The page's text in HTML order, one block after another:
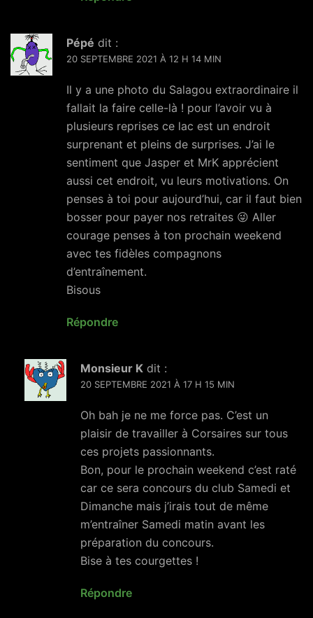
Pépé dit :
20 SEPTEMBRE 2021 À 12 H 14 MIN
Il y a une photo du Salagou extraordinaire il
fallait la faire celle-là ! pour l’avoir vu à
plusieurs reprises ce lac est un endroit
surprenant et pleins de surprises. J’ai le
sentiment que Jasper et MrK apprécient
aussi cet endroit, vu leurs motivations. On
penses à toi pour aujourd’hui, car il faut bien
bosser pour payer nos retraites 😜 Aller
courage penses à ton prochain weekend
avec tes fidèles compagnons
d’entraînement.
Bisous
Répondre
Monsieur K dit :
20 SEPTEMBRE 2021 À 17 H 15 MIN
Oh bah je ne me force pas. C’est un
plaisir de travailler à Corsaires sur tous
ces projets passionnants.
Bon, pour le prochain weekend c’est raté
car ce sera concours du club Samedi et
Dimanche mais j’irais tout de même
m’entraîner Samedi matin avant les
préparation du concours.
Bise à tes courgettes !
Répondre